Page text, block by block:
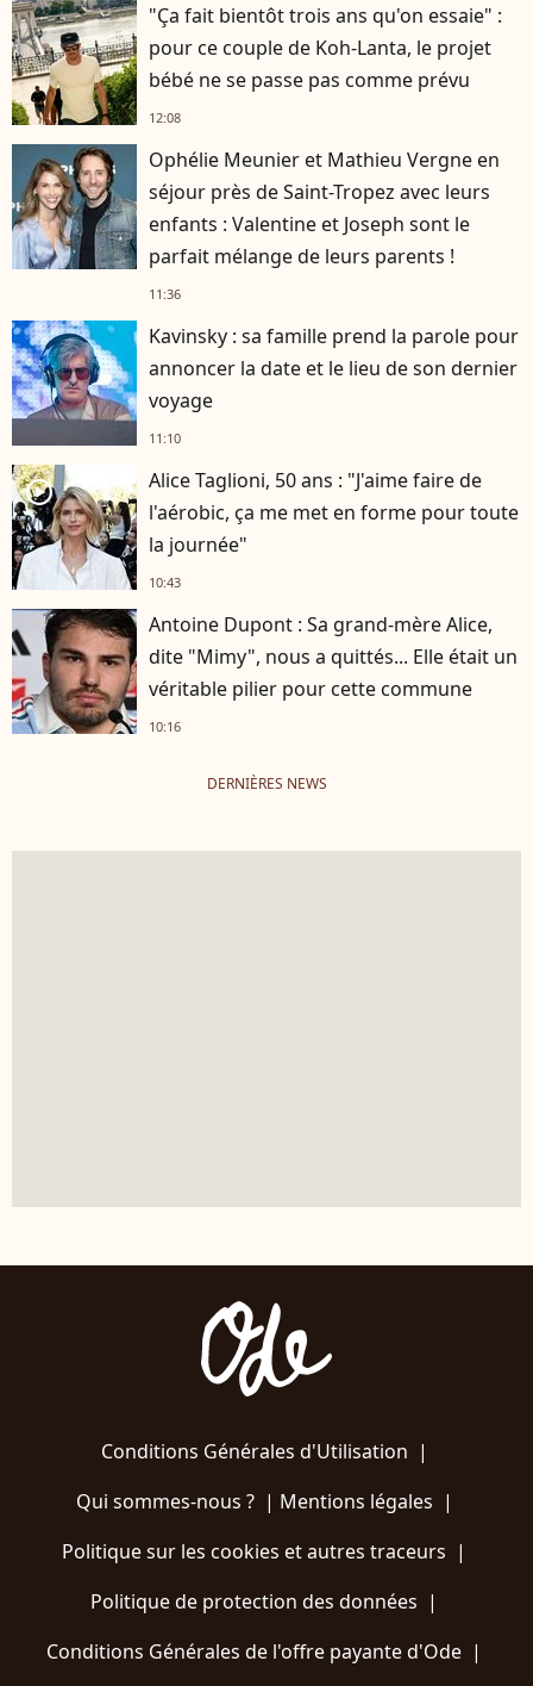
"Ça fait bientôt trois ans qu'on essaie" :
pour ce couple de Koh-Lanta, le projet
bébé ne se passe pas comme prévu
12:08
Ophélie Meunier et Mathieu Vergne en
séjour près de Saint-Tropez avec leurs
enfants : Valentine et Joseph sont le
parfait mélange de leurs parents !
11:36
Kavinsky : sa famille prend la parole pour
annoncer la date et le lieu de son dernier
voyage
11:10
player2
Alice Taglioni, 50 ans : "J'aime faire de
l'aérobic, ça me met en forme pour toute
la journée"
10:43
Antoine Dupont : Sa grand-mère Alice,
dite "Mimy", nous a quittés... Elle était un
véritable pilier pour cette commune
10:16
DERNIÈRES NEWS
Conditions Générales d'Utilisation |
Qui sommes-nous ?| Mentions légales |
Politique sur les cookies et autres traceurs |
Politique de protection des données |
Conditions Générales de l'offre payante d'Ode |